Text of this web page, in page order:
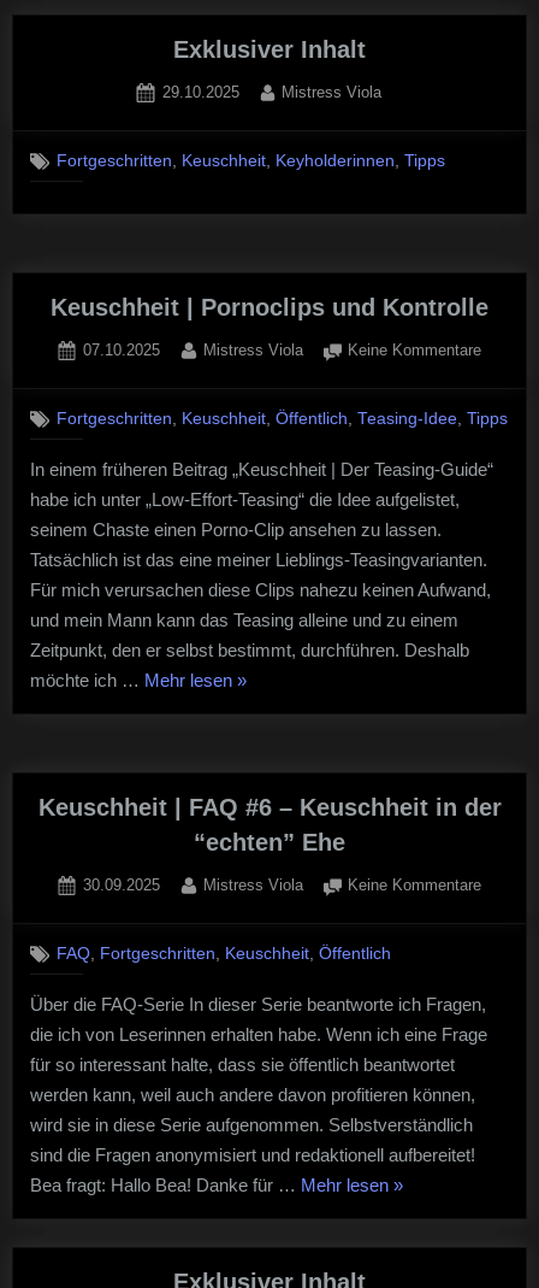
FAQ
via
Exklusiver Inhalt
Posted
29.10.2025 By
Mistress Viola
Fortgeschritten Keuschheit Keyholderinnen ,Tipps
Keuschheit | Pornoclips und Kontrolle
Posted
07.10.2025 By
Mistress Viola Keine Kommentarezu
Fortgeschritten Keuschheit ,Öffentlich ,Teasing-Idee ,Tipps
In einem früheren Beitrag „Keuschheit | Der Teasing-Guide“
habe ich unter „Low-Effort-Teasing“ die Idee aufgelistet,
seinem Chaste einen Porno-Clip ansehen zu lassen.
Tatsächlich ist das eine meiner Lieblings-Teasingvarianten.
Für mich verursachen diese Clips nahezu keinen Aufwand,
und mein Mann kann das Teasing alleine und zu einem
Zeitpunkt, den er selbst bestimmt, durchführen. Deshalb
möchte ich … Mehr lesen“Keuschheit
und
Kontrolle”
»
Keuschheit | FAQ #6 – Keuschheit in der
“echten” Ehe
Posted
30.09.2025 By
Mistress Viola Keine Kommentarezu
–
FAQ Fortgeschritten Keuschheit ,Öffentlich
Über die FAQ-Serie In dieser Serie beantworte ich Fragen,
die ich von Leserinnen erhalten habe. Wenn ich eine Frage
für so interessant halte, dass sie öffentlich beantwortet
werden kann, weil auch andere davon profitieren können,
wird sie in diese Serie aufgenommen. Selbstverständlich
sind die Fragen anonymisiert und redaktionell aufbereitet!
Bea fragt: Hallo Bea! Danke für … Mehr lesen“Keuschheit
FAQ
»
Exklusiver Inhalt